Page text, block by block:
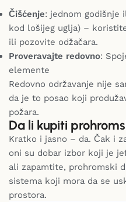
Čišćenje: jednom godišnje
kod lošijeg uglja) –
ili pozovite odžačara.
Proveravajte redovno:
elemente
Redovno održavanje nije
da je to posao koji
požara.
Da li kupiti
Kratko i jasno – da. Čak i
oni su dobar izbor koji je
ali zapamtite, prohromski
sistema koji mora da se
prostora.